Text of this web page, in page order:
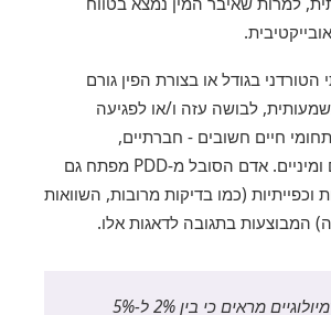
בגודל או בצורת הפין גורם
לבושה עזה ו/או לפגיעה
חיים חשובים - חברתיים,
תעסוקתיים, זוגיים ומיניים. אדם הסובל מ-PDD מפתח גם
וכפייתיות (כמו בדיקות מרובות, השוואות
המבוצעות בתגובה לדאגות אלו.
מחקרים אפידמיולוגיים מראים כי בין 2% ל-5%